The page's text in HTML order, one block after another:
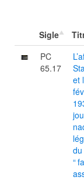
Sigle
PC
65.17
et
du
“